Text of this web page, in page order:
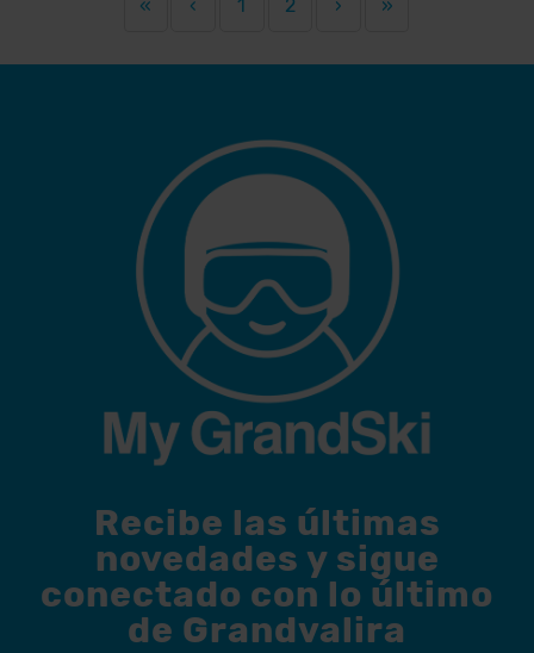
« ‹ 1 2 › »
Recibe las últimas
novedades y sigue
conectado con lo último
de Grandvalira